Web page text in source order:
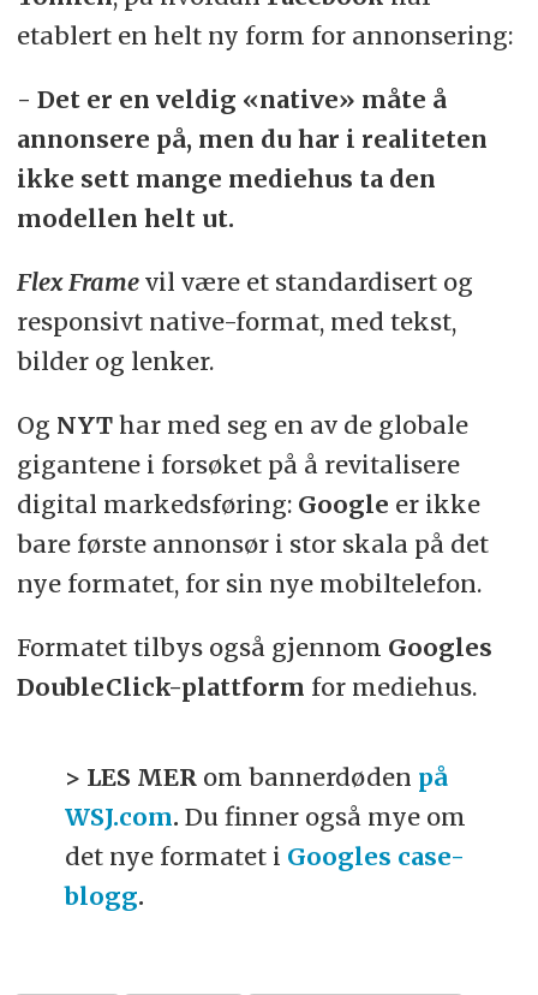
etablert en helt ny form for annonsering:
- Det er en veldig «native» måte å
annonsere på, men du har i realiteten
ikke sett mange mediehus ta den
modellen helt ut.
Flex Framevil være et standardisert og
responsivt native-format, med tekst,
bilder og lenker.
Og NYT har med seg en av de globale
gigantene i forsøket på å revitalisere
digital markedsføring: Google er ikke
bare første annonsør i stor skala på det
nye formatet, for sin nye mobiltelefon.
Formatet tilbys også gjennom Googles
DoubleClick-plattform for mediehus.
> LES MERom bannerdøden på
WSJ.com. Du finner også mye om
det nye formatet i Googles case-
blogg.